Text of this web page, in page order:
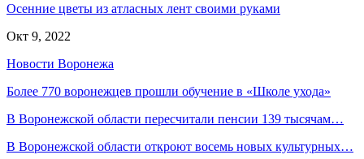
Осенние цветы из атласных лент своими руками
Окт 9, 2022
Новости Воронежа
Более 770 воронежцев прошли обучение в «Школе ухода»
В Воронежской области пересчитали пенсии 139 тысячам…
В Воронежской области откроют восемь новых культурных…